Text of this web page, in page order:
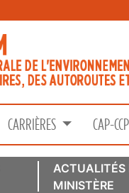
CARRIÈRES CAP-
ACTUALITÉS
MINISTÈRE